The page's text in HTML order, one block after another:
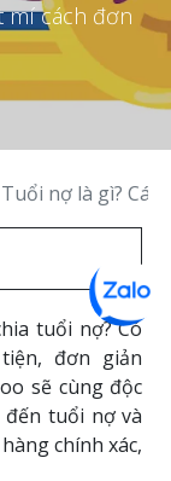
mí cách đơn
Tuổi nợ là gì?
tuổi nợ? Có
đơn giản
sẽ cùng độc
đến tuổi nợ và
chính xác,